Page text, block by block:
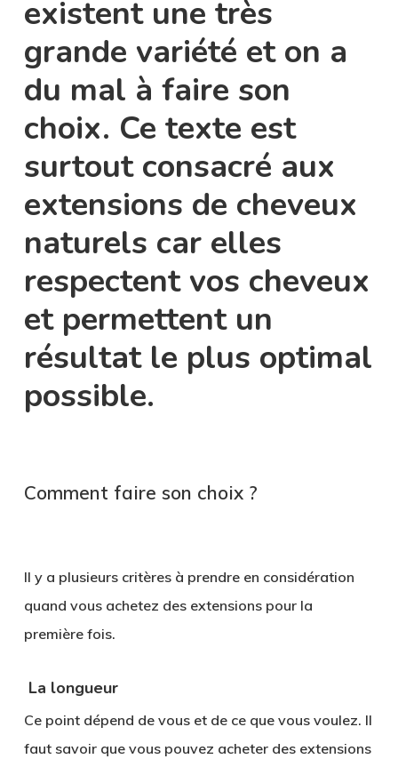
existent une très
grande variété et on a
du mal à faire son
choix. Ce texte est
surtout consacré aux
extensions de cheveux
naturels car elles
respectent vos cheveux
et permettent un
résultat le plus optimal
possible.
Comment faire son choix ?
Il y a plusieurs critères à prendre en considération
quand vous achetez des extensions pour la
première fois.
La longueur
Ce point dépend de vous et de ce que vous voulez. Il
faut savoir que vous pouvez acheter des extensions